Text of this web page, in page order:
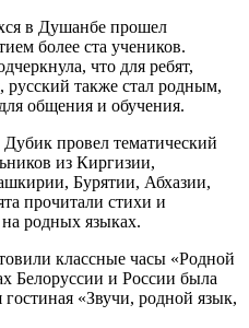
в Душанбе прошел
более ста учеников.
что для ребят,
русский также стал родным,
общения и обучения.
провел тематический
из Киргизии,
Бурятии, Абхазии,
прочитали стихи и
родных языках.
классные часы «Родной
Белоруссии и России была
гостиная «Звучи, родной язык,